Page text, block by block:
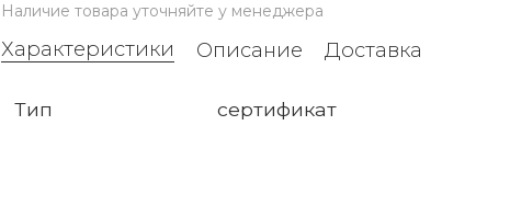
Наличие товара уточняйте у менеджера
Характеристики Описание Доставка
Тип сертификат